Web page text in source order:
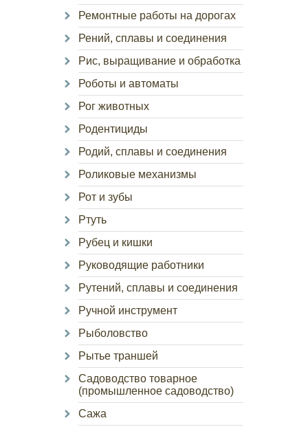
Ремонтные работы на дорогах
Рений, сплавы и соединения
Рис, выращивание и обработка
Роботы и автоматы
Рог животных
Родентициды
Родий, сплавы и соединения
Роликовые механизмы
Рот и зубы
Ртуть
Рубец и кишки
Руководящие работники
Рутений, сплавы и соединения
Ручной инструмент
Рыболовство
Рытье траншей
Садоводство товарное
(промышленное садоводство)
Сажа